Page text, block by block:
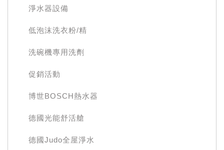
淨水器設備
低泡沫洗衣粉/精
洗碗機專用洗劑
促銷活動
博世BOSCH熱水器
德國光能舒活艙
德國Judo全屋淨水